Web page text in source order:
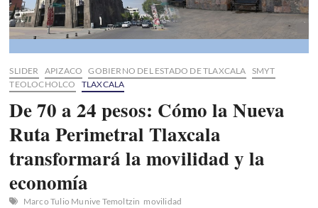
tradiciones
SLIDER APIZACO GOBIERNO DEL ESTADO DE TLAXCALA SMYT
TEOLOCHOLCO
TLAXCALA
De 70 a 24 pesos: Cómo la Nueva
Ruta Perimetral Tlaxcala
transformará la movilidad y la
economía
Marco Tulio Munive Temoltzin movilidad